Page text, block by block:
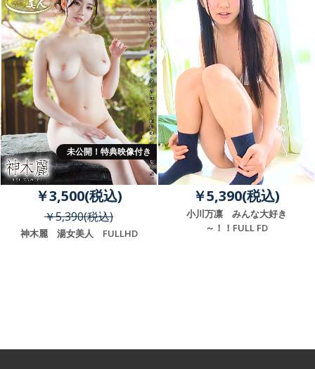
未公開！特典映像付き
￥3,500(税込)
￥5,390(税込)
神木麗 湯女美人 FULLHD
￥5,390(税込)
小川万凛 みんな大好き
～！！FULL FD